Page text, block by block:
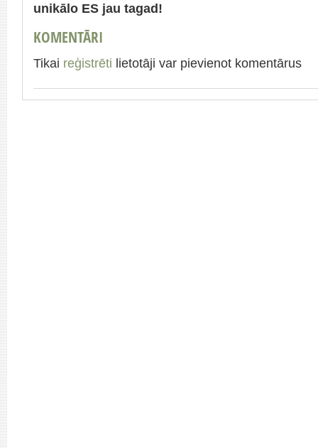
unikālo ES jau tagad!
KOMENTĀRI
Tikai reģistrēti lietotāji var pievienot komentārus